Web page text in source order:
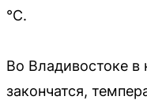
°C.
Во Владивостоке в
закончатся,